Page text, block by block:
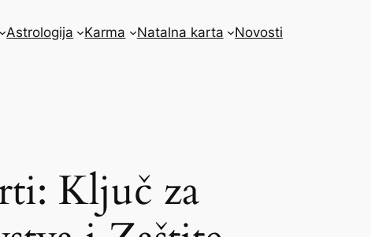
Astrologija Karma Natalna karta Novosti
Ključ za